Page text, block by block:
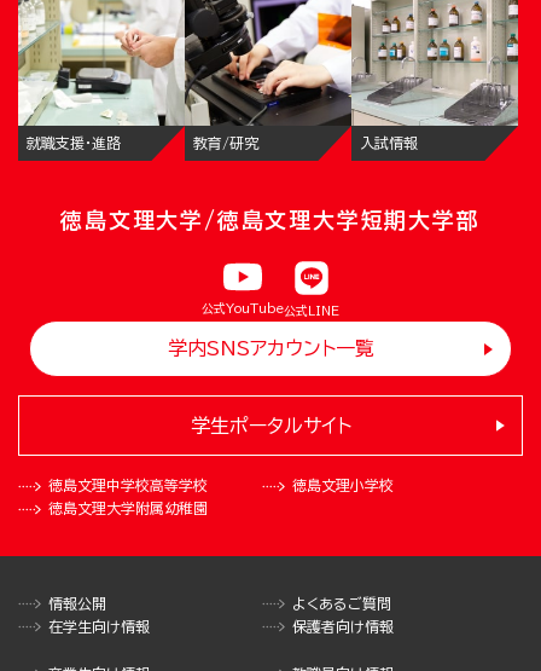
就職支援・進路 教育/研究 入試情報
徳島文理大学/徳島文理大学短期大学部
公式YouTube公式LINE
学内SNSアカウント一覧
徳島文理中学校高等学校
徳島文理小学校
徳島文理大学附属幼稚園
学生ポータルサイト
情報公開
よくあるご質問
在学生向け情報
保護者向け情報